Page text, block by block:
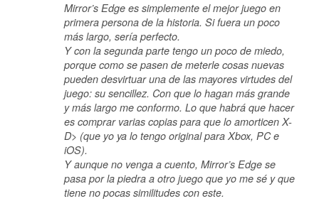
Mirror’s Edge es simplemente el mejor juego en
primera persona de la historia. Si fuera un poco
más largo, sería perfecto.
Y con la segunda parte tengo un poco de miedo,
porque como se pasen de meterle cosas nuevas
pueden desvirtuar una de las mayores virtudes del
juego: su sencillez. Con que lo hagan más grande
y más largo me conformo. Lo que habrá que hacer
es comprar varias copias para que lo amorticen X-
D> (que yo ya lo tengo original para Xbox, PC e
iOS).
Y aunque no venga a cuento, Mirror’s Edge se
pasa por la piedra a otro juego que yo me sé y que
tiene no pocas similitudes con este.